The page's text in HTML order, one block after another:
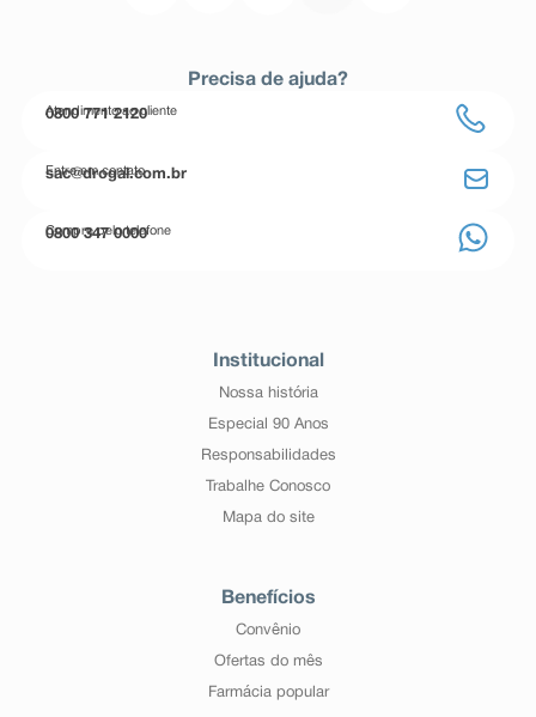
Precisa de ajuda?
Atendimento ao cliente
0800 771 2120
Entre em contato
sac@drogal.com.br
Compre pelo telefone
0800 347 0000
Institucional
Nossa história
Especial 90 Anos
Responsabilidades
Trabalhe Conosco
Mapa do site
Benefícios
Convênio
Ofertas do mês
Farmácia popular